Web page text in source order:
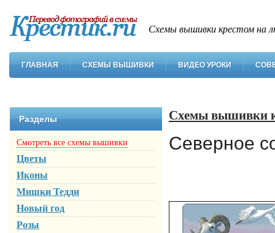
Схемы вышивки крестом на
ГЛАВНАЯ СХЕМЫ ВЫШИВКИ ВИДЕО УРОКИ
Разделы
Смотреть все схемы вышивки
Цветы
Иконы
Мишки Тедди
Новый год
Розы
Схемы вышивки
Северное